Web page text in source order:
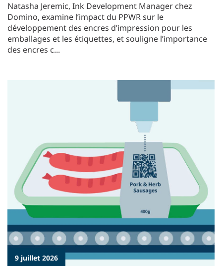
Natasha Jeremic, Ink Development Manager chez
Domino, examine l’impact du PPWR sur le
développement des encres d’impression pour les
emballages et les étiquettes, et souligne l’importance
des encres c...
9 juillet 2026